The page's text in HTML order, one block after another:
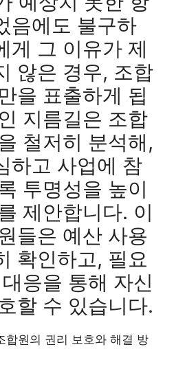
음에도 불구하
게 그 이유가 제
않은 경우, 조합
을 표출하게 됩
지름길은 조합
철저히 분석해,
하고 사업에 참
투명성을 높이
제안합니다. 이
들은 예산 사용
확인하고, 필요
응을 통해 자신
할 수 있습니다.